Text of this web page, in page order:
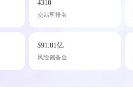
4310
交易所排名
$91.81亿
风险储备金